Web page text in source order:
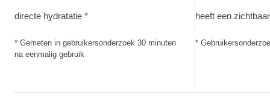
directe hydratatie *
* Gemeten in gebruikersonderzoek 30 minuten
na eenmalig gebruik
heeft een
*